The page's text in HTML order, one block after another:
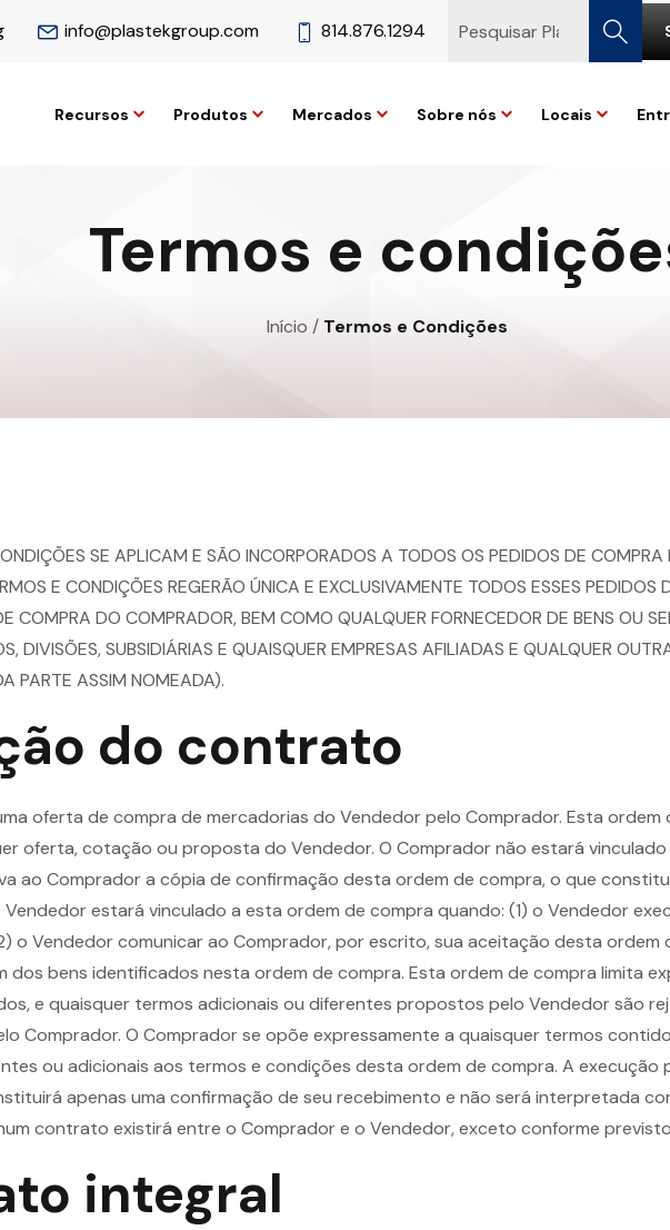
info@plastekgroup.com 814.876.1294
Recursos Produtos Mercados Sobre nós Locais
Termos e
Início / Termos e Condições
SE APLICAM E SÃO INCORPORADOS A TODOS OS PEDIDOS DE COMPRA
E CONDIÇÕES REGERÃO ÚNICA E EXCLUSIVAMENTE TODOS ESSES PEDIDOS
COMPRA DO COMPRADOR, BEM COMO QUALQUER FORNECEDOR DE BENS OU
DIVISÕES, SUBSIDIÁRIAS E QUAISQUER EMPRESAS AFILIADAS E QUALQUER
PARTE ASSIM NOMEADA).
do contrato
oferta de compra de mercadorias do Vendedor pelo Comprador. Esta
oferta, cotação ou proposta do Vendedor. O Comprador não estará
ao Comprador a cópia de confirmação desta ordem de compra, o que
estará vinculado a esta ordem de compra quando: (1) o Vendedor
o Vendedor comunicar ao Comprador, por escrito, sua aceitação desta
dos bens identificados nesta ordem de compra. Esta ordem de compra limita
e quaisquer termos adicionais ou diferentes propostos pelo Vendedor são
Comprador. O Comprador se opõe expressamente a quaisquer termos
ou adicionais aos termos e condições desta ordem de compra. A
apenas uma confirmação de seu recebimento e não será interpretada
contrato existirá entre o Comprador e o Vendedor, exceto conforme
integral